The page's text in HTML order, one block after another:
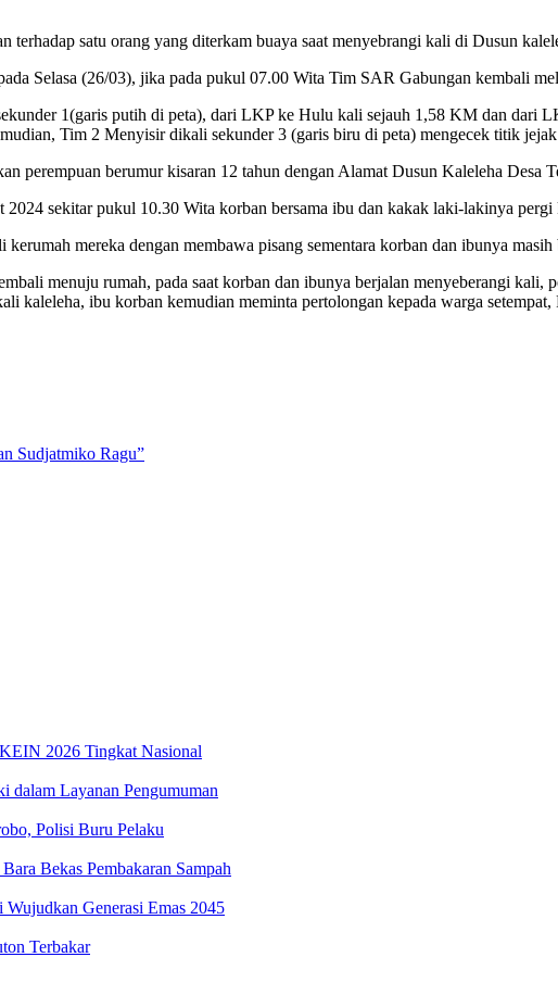
terhadap satu orang yang diterkam buaya saat menyebrangi kali di Dusun
Selasa (26/03), jika pada pukul 07.00 Wita Tim SAR Gabungan kembali
1(garis putih di peta), dari LKP ke Hulu kali sejauh 1,58 KM dan dari
Tim 2 Menyisir dikali sekunder 3 (garis biru di peta) mengecek titik
perempuan berumur kisaran 12 tahun dengan Alamat Dusun Kaleleha Desa
sekitar pukul 10.30 Wita korban bersama ibu dan kakak laki-lakinya
mereka dengan membawa pisang sementara korban dan ibunya masih
menuju rumah, pada saat korban dan ibunya berjalan menyeberangi kali,
kaleleha, ibu korban kemudian meminta pertolongan kepada warga
Sudjatmiko Ragu”
2026 Tingkat Nasional
dalam Layanan Pengumuman
Polisi Buru Pelaku
Bekas Pembakaran Sampah
Generasi Emas 2045
Terbakar